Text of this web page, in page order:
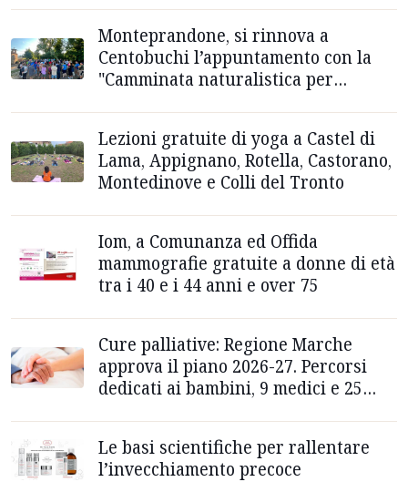
Monteprandone, si rinnova a
Centobuchi l’appuntamento con la
"Camminata naturalistica per
Lezioni gratuite di yoga a Castel di
Lama, Appignano, Rotella, Castorano,
Montedinove e Colli del Tronto
Iom, a Comunanza ed Offida
mammografie gratuite a donne di età
tra i 40 e i 44 anni e over 75
Cure palliative: Regione Marche
approva il piano 2026-27. Percorsi
dedicati ai bambini, 9 medici e 25
Le basi scientifiche per rallentare
l’invecchiamento precoce